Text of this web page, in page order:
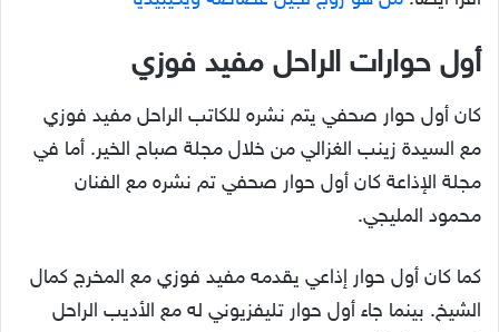
أول حوارات الراحل مفيد فوزي
كان أول حوار صحفي يتم نشره للكاتب الراحل مفيد فوزي
مع السيدة زينب الغزالي من خلال مجلة صباح الخير. أما في
مجلة الإذاعة كان أول حوار صحفي تم نشره مع الفنان
محمود المليجي.
كما كان أول حوار إذاعي يقدمه مفيد فوزي مع المخرج كمال
الشيخ. بينما جاء أول حوار تليفزيوني له مع الأديب الراحل